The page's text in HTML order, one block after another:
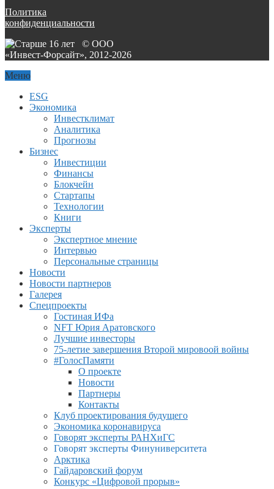
Политика
конфиденциальности
© ООО
«Инвест-Форсайт», 2012-2026
Меню
ESG
Экономика
Инвестклимат
Аналитика
Прогнозы
Бизнес
Инвестиции
Финансы
Блокчейн
Стартапы
Технологии
Книги
Эксперты
Экспертное мнение
Интервью
Персональные страницы
Новости
Новости партнеров
Галерея
Спецпроекты
Гостиная ИФа
NFT Юрия Аратовского
Лучшие инвесторы
75-летие завершения Второй мировоой войны
#ГолосПамяти
О проекте
Новости
Партнеры
Контакты
Клуб проектирования будущего
Экономика коронавируса
Говорят эксперты РАНХиГС
Говорят эксперты Финуниверситета
Арктика
Гайдаровский форум
Конкурс «Цифровой прорыв»